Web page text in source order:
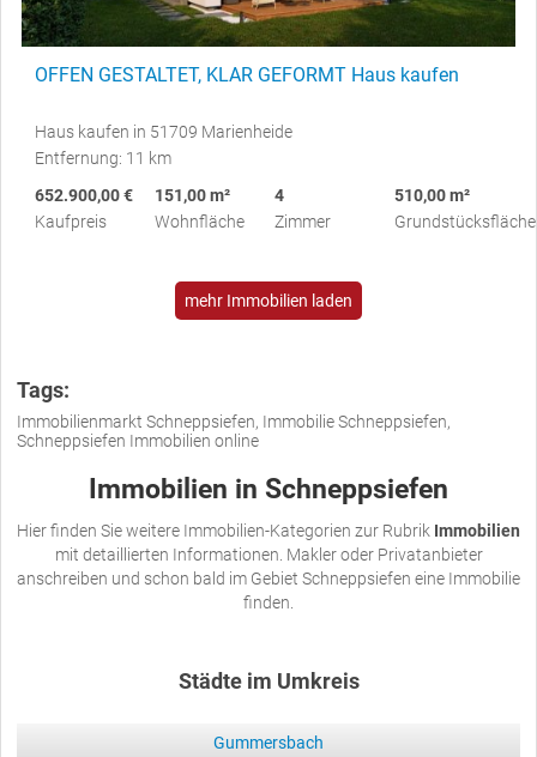
OFFEN GESTALTET, KLAR GEFORMT Haus kaufen
Haus kaufen in 51709 Marienheide
Entfernung: 11 km
652.900,00 €
Kaufpreis
151,00 m²
Wohnfläche
4
Zimmer
510,00 m²
Grundstücksfläche
mehr Immobilien laden
Tags:
Immobilienmarkt Schneppsiefen, Immobilie Schneppsiefen,
Schneppsiefen Immobilien online
Immobilien in Schneppsiefen
Hier finden Sie weitere Immobilien-Kategorien zur Rubrik Immobilien
mit detaillierten Informationen. Makler oder Privatanbieter
anschreiben und schon bald im Gebiet Schneppsiefen eine Immobilie
finden.
Städte im Umkreis
Gummersbach